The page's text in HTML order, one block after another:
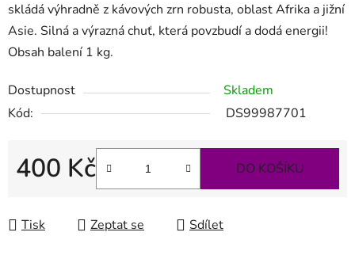
skládá výhradně z kávových zrn robusta, oblast Afrika a jižní
Asie. Silná a výrazná chuť, která povzbudí a dodá energii!
Obsah balení 1 kg.
Dostupnost
Skladem
Kód:
DS99987701
400 Kč DO KOŠÍKU
Tisk Zeptat se Sdílet